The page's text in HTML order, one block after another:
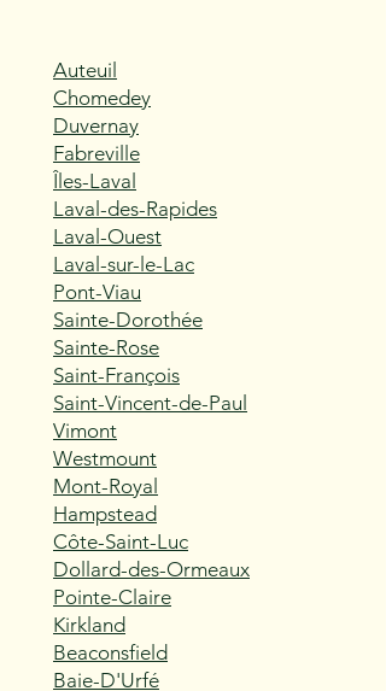
Auteuil
Chomedey
Duvernay
Fabreville
Îles-Laval
Laval-des-Rapides
Laval-Ouest
Laval-sur-le-Lac
Pont-Viau
Sainte-Dorothée
Sainte-Rose
Saint-François
Saint-Vincent-de-Paul
Vimont
Westmount
Mont-Royal
Hampstead
Côte-Saint-Luc
Dollard-des-Ormeaux
Pointe-Claire
Kirkland
Beaconsfield
Baie-D'Urfé